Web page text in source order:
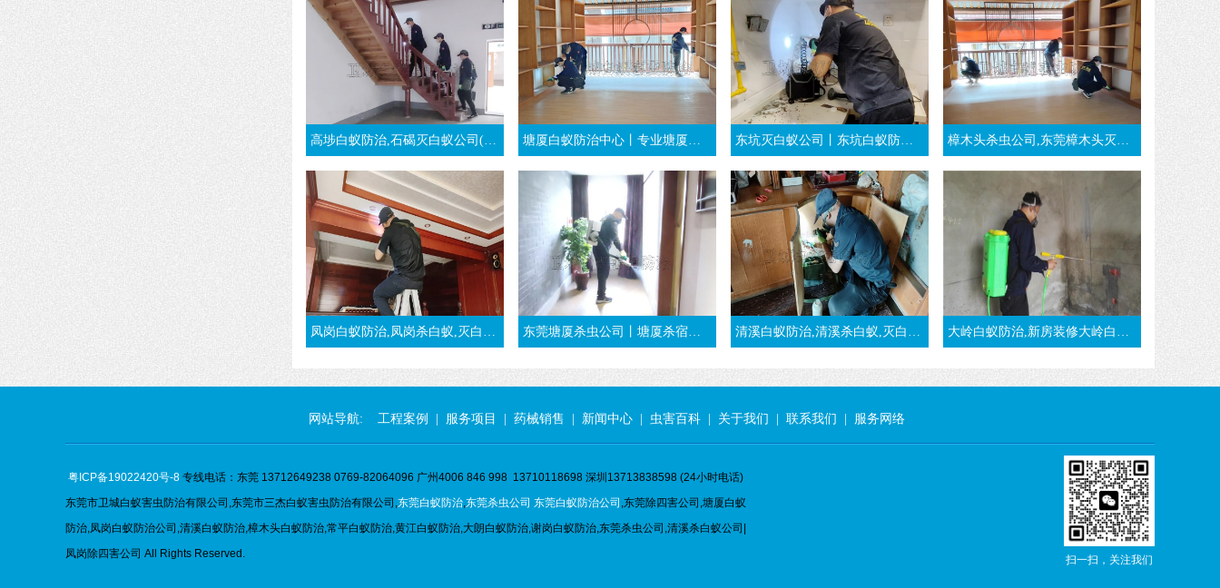
高埗白蚁防治,石碣灭白蚁公司(强烈推荐卫城虫控) 塘厦白蚁防治中心丨专业塘厦杀白蚁团队丨东莞塘厦灭白蚁公司 东坑灭白蚁公司丨东坑白蚁防治丨装修时东莞东坑白蚁预防工程 樟木头杀虫公司,东莞樟木头灭白蚁,推荐樟木头白蚁防治公司
凤岗白蚁防治,凤岗杀白蚁,灭白蚁,治白蚁,凤岗白蚁预防-东莞凤岗白蚁公司 东莞塘厦杀虫公司丨塘厦杀宿舍臭虫丨仓库除跳蚤 清溪白蚁防治,清溪杀白蚁,灭白蚁,治白蚁,清溪白蚁防治,清溪白蚁预防-东莞清溪白蚁公司 大岭白蚁防治,新房装修大岭白蚁预防案例-东莞大岭白蚁公司
网站导航: 工程案例 服务项目 药械销售 新闻中心 虫害百科 关于我们 联系我们 服务网络
粤ICP备19022420号-8 专线电话：东莞 13712649238 0769-82064096 广州4006 846 998 13710118698 深圳13713838598 (24小时电话)
东莞市卫城白蚁害虫防治有限公司,东莞市三杰白蚁害虫防治有限公司,东莞白蚁防治,东莞杀虫公司 东莞白蚁防治公司 ,东莞除四害公司,塘厦白蚁
防治,凤岗白蚁防治公司,清溪白蚁防治,樟木头白蚁防治,常平白蚁防治,黄江白蚁防治,大朗白蚁防治,谢岗白蚁防治,东莞杀虫公司,清溪杀白蚁公司|
凤岗除四害公司 All Rights Reserved.
扫一扫，关注我们